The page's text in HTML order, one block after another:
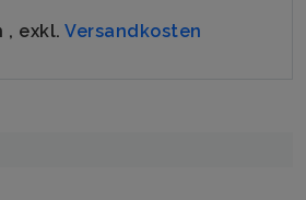
, exkl. Versandkosten